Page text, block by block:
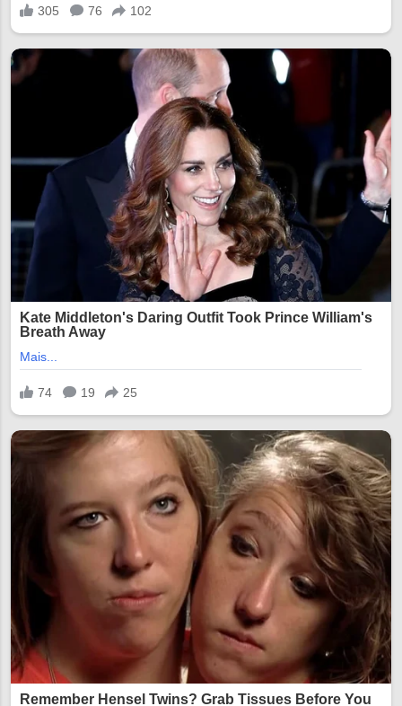
12:14 12:28 12:42 12:56 13:10 13:24
15:02 15:16 15:30 15:44 15:58 16:12
16:26 16:40 16:54 17:08 17:22 17:36
17:50 18:04 18:18 18:32 18:46 19:00